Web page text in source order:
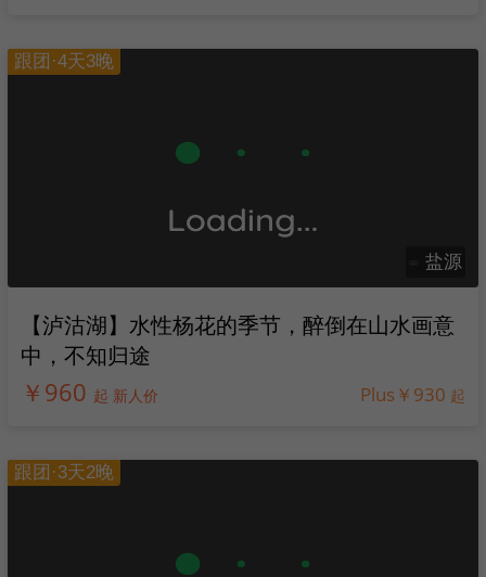
跟团·4天3晚
盐源
【泸沽湖】水性杨花的季节，醉倒在山水画意
中，不知归途
￥960 起 新人价 Plus￥930 起
跟团·3天2晚